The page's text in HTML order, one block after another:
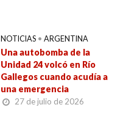
NOTICIAS • ARGENTINA
Una autobomba de la
Unidad 24 volcó en Río
Gallegos cuando acudía a
una emergencia
27 de julio de 2026